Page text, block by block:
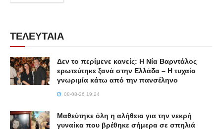
ΤΕΛΕΥΤΑΙΑ
Δεν το περίμενε κανείς: Η Νία Βαρντάλος
ερωτεύτηκε ξανά στην Ελλάδα – Η τυχαία
γνωριμία κάτω από την πανσέληνο
08-08-26 19:24
Μαθεύτηκε όλη η αλήθεια για την νεκρή
γυναίκα που βρέθηκε σήμερα σε σπηλιά